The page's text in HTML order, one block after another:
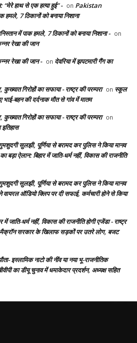
हाथ से एक हत्या हुई” - on Pakistan
7 ठिकानों को बनाया निशाना
में पाक हमले, 7 ठिकानों को बनाया निशाना - on
रेखा की जान
रेखा की जान - on देवरिया में झपटमारी गैंग का
गिरोहों का सफाया - राष्ट्र की परम्परा on स्कूल
बहन की दर्दनाक मौत से गांव में मातम
गिरोहों का सफाया - राष्ट्र की परम्परा on
इतिहास
सुलझी, पूर्णिया से बरामद कर पुलिस ने किया मानव
बड़ा ऐलान: बिहार में जाति-धर्म नहीं, विकास की राजनीति
सुलझी, पूर्णिया से बरामद कर पुलिस ने किया मानव
ऑडियो क्लिप पर दी सफाई, कर्मचारी होने से किया
जाति-धर्म नहीं, विकास की राजनीति होगी एजेंडा - राष्ट्र
मैक्रॉन सरकार के खिलाफ सड़कों पर उतरे लोग, बजट
इस्लामिक नाटो की नींव या नया भू-राजनीतिक
का डीयू चुनाव में धमाकेदार प्रदर्शन, अध्यक्ष सहित